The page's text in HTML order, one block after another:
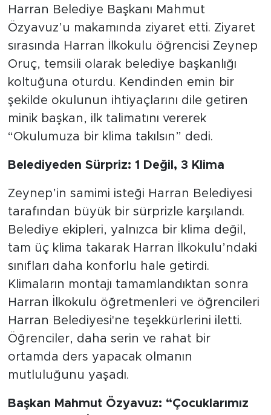
Harran Belediye Başkanı Mahmut
Özyavuz’u makamında ziyaret etti. Ziyaret
sırasında Harran İlkokulu öğrencisi Zeynep
Oruç, temsili olarak belediye başkanlığı
koltuğuna oturdu. Kendinden emin bir
şekilde okulunun ihtiyaçlarını dile getiren
minik başkan, ilk talimatını vererek
“Okulumuza bir klima takılsın” dedi.
Belediyeden Sürpriz: 1 Değil, 3 Klima
Zeynep’in samimi isteği Harran Belediyesi
tarafından büyük bir sürprizle karşılandı.
Belediye ekipleri, yalnızca bir klima değil,
tam üç klima takarak Harran İlkokulu’ndaki
sınıfları daha konforlu hale getirdi.
Klimaların montajı tamamlandıktan sonra
Harran İlkokulu öğretmenleri ve öğrencileri
Harran Belediyesi'ne teşekkürlerini iletti.
Öğrenciler, daha serin ve rahat bir
ortamda ders yapacak olmanın
mutluluğunu yaşadı.
Başkan Mahmut Özyavuz: “Çocuklarımız